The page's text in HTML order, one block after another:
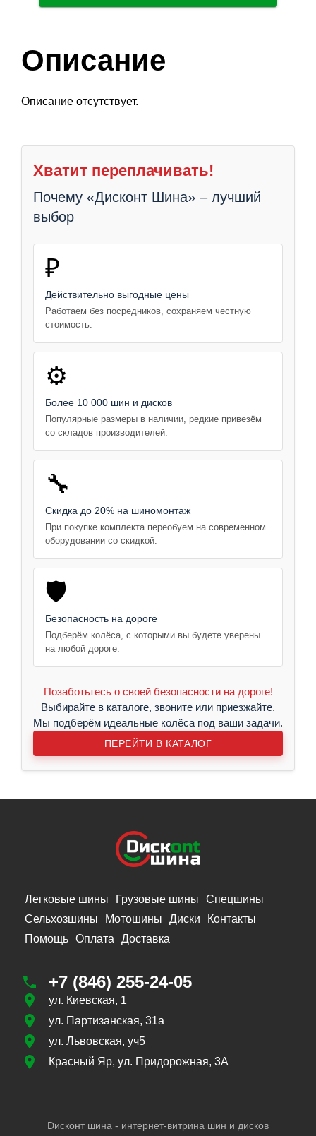
Описание
Описание отсутствует.
Хватит переплачивать!
Почему «Дисконт Шина» – лучший
выбор
₽
Действительно выгодные цены
Работаем без посредников, сохраняем честную
стоимость.
⚙️
Более 10 000 шин и дисков
Популярные размеры в наличии, редкие привезём
со складов производителей.
🔧
Скидка до 20% на шиномонтаж
При покупке комплекта переобуем на современном
оборудовании со скидкой.
🛡️
Безопасность на дороге
Подберём колёса, с которыми вы будете уверены
на любой дороге.
Позаботьтесь о своей безопасности на дороге!
Выбирайте в каталоге, звоните или приезжайте.
Мы подберём идеальные колёса под ваши задачи.
ПЕРЕЙТИ В КАТАЛОГ
Легковые шины Грузовые шины
Спецшины
Сельхозшины
Мотошины Диски
Контакты
Помощь Оплата Доставка
+7 (846) 255-24-05
ул. Киевская, 1
ул. Партизанская, 31а
ул. Львовская, уч5
Красный Яр, ул. Придорожная, 3А
Dисконт шина - интернет-витрина шин и дисков